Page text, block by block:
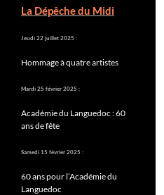
La Dépêche du Midi
Jeudi 22 juillet 2025 :
Hommage à quatre artistes
Mardi 25 février 2025 :
Académie du Languedoc : 60
ans de fête
Samedi 15 février 2025 :
60 ans pour l’Académie du
Languedoc